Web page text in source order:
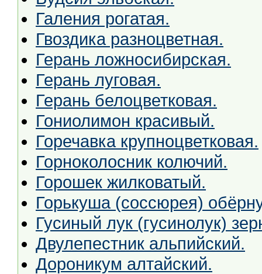
Галения рогатая.
Гвоздика разноцветная.
Герань ложносибирская.
Герань луговая.
Герань белоцветковая.
Гониолимон красивый.
Горечавка крупноцветковая.
Горноколосник колючий.
Горошек жилковатый.
Горькуша (соссюрея)
Гусиный лук (гусинолук)
Двулепестник альпийский.
Дороникум алтайский.